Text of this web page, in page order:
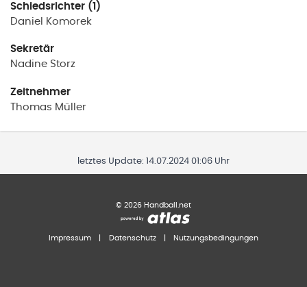
Schiedsrichter (1)
Daniel
Komorek
Sekretär
Nadine Storz
Zeitnehmer
Thomas Müller
letztes Update: 14.07.2024 01:06 Uhr
© 2026 Handball.net
Impressum Datenschutz Nutzungsbedingungen